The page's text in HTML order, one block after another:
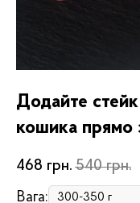
Додайте
кошика прямо
468 грн. 540 грн.
Вага: